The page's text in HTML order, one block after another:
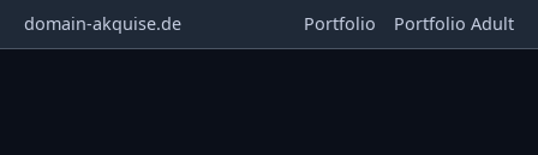
domain-akquise.de Portfolio Portfolio Adult